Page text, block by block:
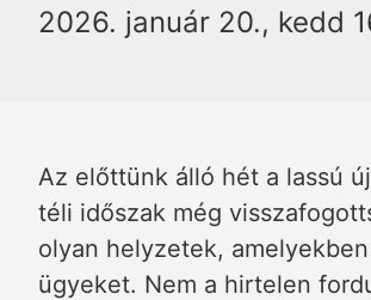
2026. január 20., kedd
Az előttünk álló hét a lassú
téli időszak még
olyan helyzetek,
ügyeket. Nem a hirtelen